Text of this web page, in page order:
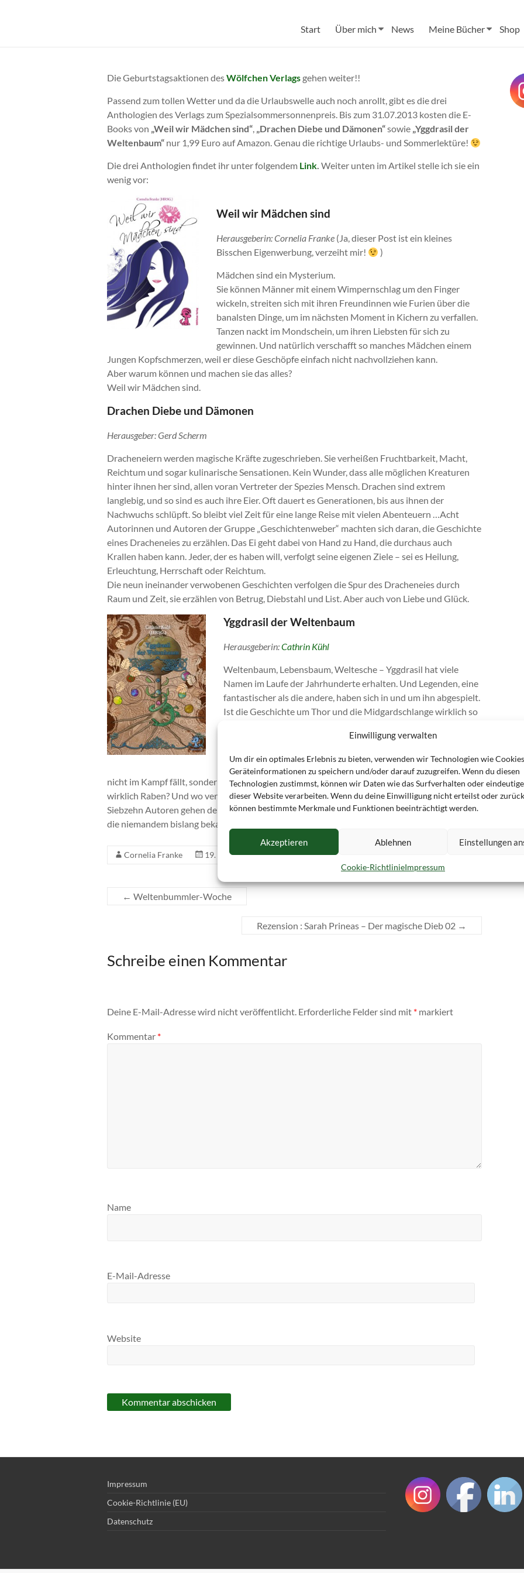
Einwilligung verwalten
Um dir ein optimales Erlebnis zu bieten, verwenden wir Technologien wie
Geräteinformationen zu speichern und/oder darauf zuzugreifen. Wenn du diesen
Technologien zustimmst, können wir Daten wie das Surfverhalten oder
dieser Website verarbeiten. Wenn du deine Einwilligung nicht erteilst oder
können bestimmte Merkmale und Funktionen beeinträchtigt werden.
Akzeptieren Ablehnen Einstellungen
Cookie-RichtlinieImpressum
Start Über mich News Meine Bücher Shop
Die Geburtstagsaktionen desWölfchen Verlags gehen weiter!!
Passend zum tollen Wetter und da die Urlaubswelle auch noch anrollt, gibt es die drei
Anthologien des Verlags zum Spezialsommersonnenpreis. Bis zum 31.07.2013 kosten die E-
Books von „Weil wir Mädchen sind“, „Drachen Diebe und Dämonen“sowie „Yggdrasil der
Weltenbaum“ nur 1,99 Euro auf Amazon. Genau die richtige Urlaubs- und Sommerlektüre!
Die drei Anthologien findet ihr unter folgendem Link. Weiter unten im Artikel stelle ich sie ein
wenig vor:
Weil wir Mädchen sind
Herausgeberin: Cornelia Franke (Ja, dieser Post ist ein kleines
Bisschen Eigenwerbung, verzeiht mir!
)
Mädchen sind ein Mysterium.
Sie können Männer mit einem Wimpernschlag um den Finger
wickeln, streiten sich mit ihren Freundinnen wie Furien über die
banalsten Dinge, um im nächsten Moment in Kichern zu verfallen.
Tanzen nackt im Mondschein, um ihren Liebsten für sich zu
gewinnen. Und natürlich verschafft so manches Mädchen einem
Jungen Kopfschmerzen, weil er diese Geschöpfe einfach nicht nachvollziehen kann.
Aber warum können und machen sie das alles?
Weil wir Mädchen sind.
Drachen Diebe und Dämonen
Herausgeber: Gerd Scherm
Dracheneiern werden magische Kräfte zugeschrieben. Sie verheißen Fruchtbarkeit, Macht,
Reichtum und sogar kulinarische Sensationen. Kein Wunder, dass alle möglichen Kreaturen
hinter ihnen her sind, allen voran Vertreter der Spezies Mensch. Drachen sind extrem
langlebig, und so sind es auch ihre Eier. Oft dauert es Generationen, bis aus ihnen der
Nachwuchs schlüpft. So bleibt viel Zeit für eine lange Reise mit vielen Abenteuern …Acht
Autorinnen und Autoren der Gruppe „Geschichtenweber“ machten sich daran, die Geschichte
eines Dracheneies zu erzählen. Das Ei geht dabei von Hand zu Hand, die durchaus auch
Krallen haben kann. Jeder, der es haben will, verfolgt seine eigenen Ziele – sei es Heilung,
Erleuchtung, Herrschaft oder Reichtum.
Die neun ineinander verwobenen Geschichten verfolgen die Spur des Dracheneies durch
Raum und Zeit, sie erzählen von Betrug, Diebstahl und List. Aber auch von Liebe und Glück.
Yggdrasil der Weltenbaum
Herausgeberin:Cathrin Kühl
Weltenbaum, Lebensbaum, Weltesche – Yggdrasil hat viele
Namen im Laufe der Jahrhunderte erhalten. Und Legenden, eine
fantastischer als die andere, haben sich in und um ihn abgespielt.
Ist die Geschichte um Thor und die Midgardschlange wirklich so
Baumwurzeln nagt? Hat Loki noch weitere Eigenschaften, außer
seine Mitmenschen auszutricksen? Können die nordischen
Götter in unsere Welt eingreifen? Was passiert, wenn ein Krieger
nicht im Kampf fällt, sondern auf andere Art ums Leben kommt? Sind Hugin und Munin
wirklich Raben? Und wo verstecken sich die Drachen auf Yggdrasil?
Siebzehn Autoren gehen dem Mythos Lebensbaum auf den Grund und erzählen Geschichten,
die niemandem bislang bekannt waren.
Cornelia Franke 19. Juli 2013 Gedankenfetzen
← Weltenbummler-Woche
Rezension : Sarah Prineas – Der magische Dieb 02 →
Schreibe einen Kommentar
Deine E-Mail-Adresse wird nicht veröffentlicht. Erforderliche Felder sind mit * markiert
Kommentar *
Name
E-Mail-Adresse
Website
Impressum
Cookie-Richtlinie (EU)
Datenschutz